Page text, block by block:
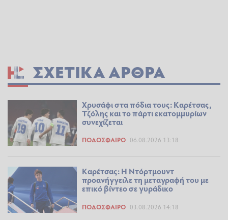
ΣΧΕΤΙΚΆ ΆΡΘΡΑ
Χρυσάφι στα πόδια τους: Καρέτσας,
Τζόλης και το πάρτι εκατομμυρίων
συνεχίζεται
ΠΟΔΌΣΦΑΙΡΟ 06.08.2026 13:18
Καρέτσας: Η Ντόρτμουντ
προανήγγειλε τη μεταγραφή του με
επικό βίντεο σε γυράδικο
ΠΟΔΌΣΦΑΙΡΟ 03.08.2026 14:18